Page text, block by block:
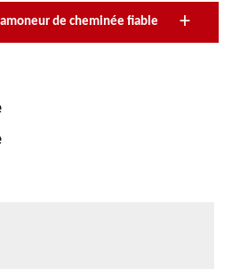
de cheminée fiable